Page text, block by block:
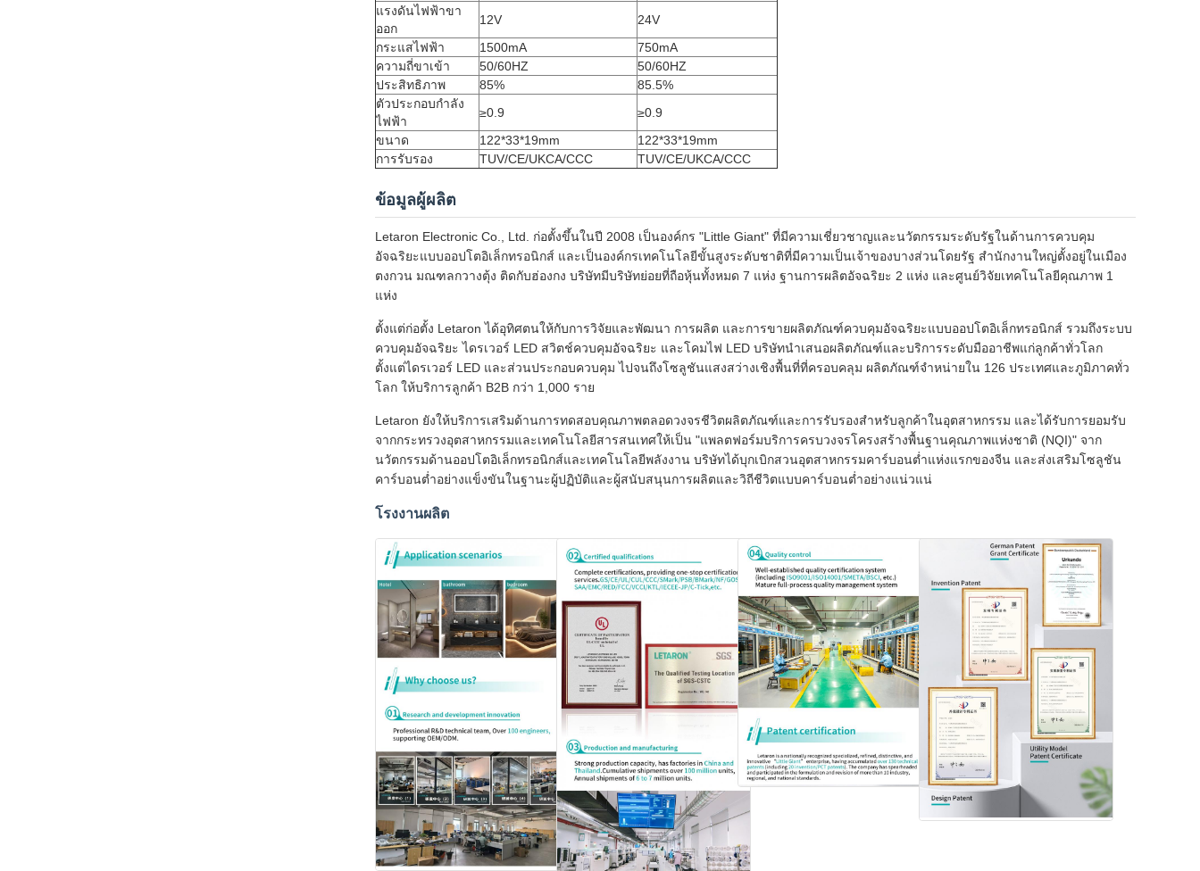
แรงดันไฟฟ้าขา
ออก
12V
24V
กระแสไฟฟ้า
1500mA
750mA
ความถี่ขาเข้า
50/60HZ
50/60HZ
ประสิทธิภาพ
85%
85.5%
ตัวประกอบกำลัง
ไฟฟ้า
≥0.9
≥0.9
ขนาด
122*33*19mm
122*33*19mm
การรับรอง
TUV/CE/UKCA/CCC TUV/CE/UKCA/CCC
ข้อมูลผู้ผลิต
Letaron Electronic Co., Ltd. ก่อตั้งขึ้นในปี 2008 เป็นองค์กร "Little Giant" ที่มีความเชี่ยวชาญและนวัตกรรมระดับรัฐในด้านการควบคุม
อัจฉริยะแบบออปโตอิเล็กทรอนิกส์ และเป็นองค์กรเทคโนโลยีขั้นสูงระดับชาติที่มีความเป็นเจ้าของบางส่วนโดยรัฐ สำนักงานใหญ่ตั้งอยู่ในเมือง
ตงกวน มณฑลกวางตุ้ง ติดกับฮ่องกง บริษัทมีบริษัทย่อยที่ถือหุ้นทั้งหมด 7 แห่ง ฐานการผลิตอัจฉริยะ 2 แห่ง และศูนย์วิจัยเทคโนโลยีคุณภาพ 1
แห่ง
ตั้งแต่ก่อตั้ง Letaron ได้อุทิศตนให้กับการวิจัยและพัฒนา การผลิต และการขายผลิตภัณฑ์ควบคุมอัจฉริยะแบบออปโตอิเล็กทรอนิกส์ รวมถึงระบบ
ควบคุมอัจฉริยะ ไดรเวอร์ LED สวิตช์ควบคุมอัจฉริยะ และโคมไฟ LED บริษัทนำเสนอผลิตภัณฑ์และบริการระดับมืออาชีพแก่ลูกค้าทั่วโลก
ตั้งแต่ไดรเวอร์ LED และส่วนประกอบควบคุม ไปจนถึงโซลูชันแสงสว่างเชิงพื้นที่ที่ครอบคลุม ผลิตภัณฑ์จำหน่ายใน 126 ประเทศและภูมิภาคทั่ว
โลก ให้บริการลูกค้า B2B กว่า 1,000 ราย
Letaron ยังให้บริการเสริมด้านการทดสอบคุณภาพตลอดวงจรชีวิตผลิตภัณฑ์และการรับรองสำหรับลูกค้าในอุตสาหกรรม และได้รับการยอมรับ
จากกระทรวงอุตสาหกรรมและเทคโนโลยีสารสนเทศให้เป็น "แพลตฟอร์มบริการครบวงจรโครงสร้างพื้นฐานคุณภาพแห่งชาติ (NQI)" จาก
นวัตกรรมด้านออปโตอิเล็กทรอนิกส์และเทคโนโลยีพลังงาน บริษัทได้บุกเบิกสวนอุตสาหกรรมคาร์บอนต่ำแห่งแรกของจีน และส่งเสริมโซลูชัน
คาร์บอนต่ำอย่างแข็งขันในฐานะผู้ปฏิบัติและผู้สนับสนุนการผลิตและวิถีชีวิตแบบคาร์บอนต่ำอย่างแน่วแน่
โรงงานผลิต